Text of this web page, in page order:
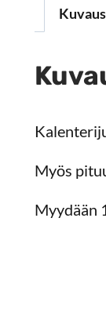
Kuvaus
Myös
Myydään